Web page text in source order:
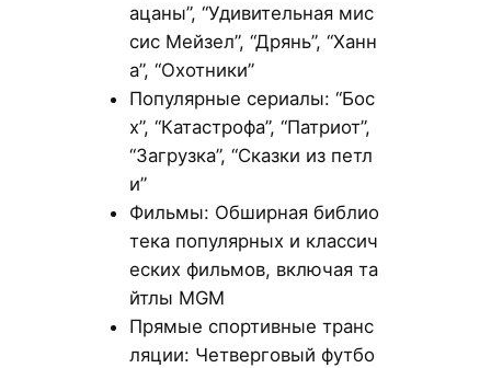
ацаны”, “Удивительная мис
сис Мейзел”, “Дрянь”, “Ханн
а”, “Охотники”
Популярные сериалы: “Бос
х”, “Катастрофа”, “Патриот”,
“Загрузка”, “Сказки из петл
и”
Фильмы: Обширная библио
тека популярных и классич
еских фильмов, включая та
йтлы MGM
Прямые спортивные транс
ляции: Четверговый футбо